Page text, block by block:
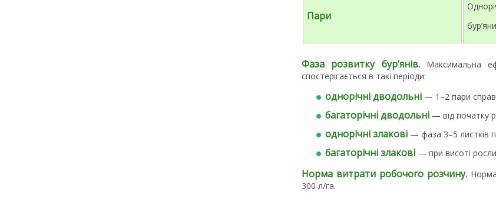
Пари
бур’яни
Фаза розвитку бур’янів.Максимальна
спостерігається в такі періоди:
однорічні дводольні — 1–2 пари
багаторічні дводольні — від початку
однорічні злакові — фаза 3–5 листків
багаторічні злакові — при висоті
Норма витрати робочого розчину.
300 л/га.